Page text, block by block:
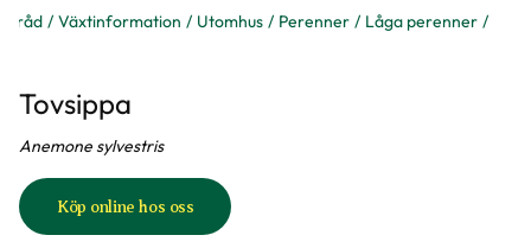
& råd Växtinformation Utomhus Perenner Låga perenner
Tovsippa
Anemone sylvestris
Köp online hos oss